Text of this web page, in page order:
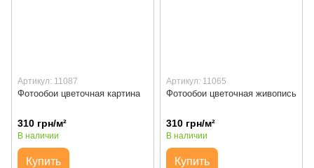
Артикул: 11087
Фотообои цветочная картина
310 грн/м²
В наличии
Купить
Артикул: 11065
Фотообои цветочная живопись
310 грн/м²
В наличии
Купить